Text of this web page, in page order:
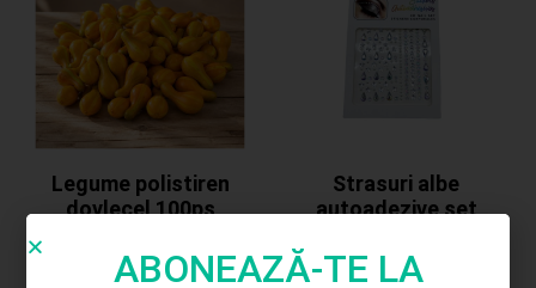
Legume polistiren
dovlecel 100ps
Strasuri albe
autoadezive set
ABONEAZĂ-TE LA